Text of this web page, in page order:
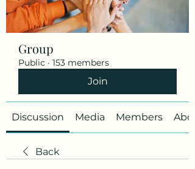
Group
Public · 153 members
Join
Discussion Media Members
Back